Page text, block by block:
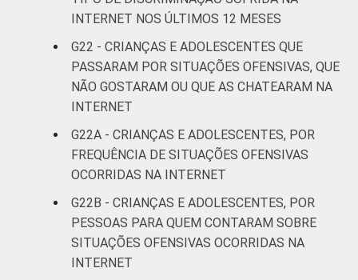
INTERNET NOS ÚLTIMOS 12 MESES
G22 - CRIANÇAS E ADOLESCENTES QUE
PASSARAM POR SITUAÇÕES OFENSIVAS, QUE
NÃO GOSTARAM OU QUE AS CHATEARAM NA
INTERNET
G22A - CRIANÇAS E ADOLESCENTES, POR
FREQUÊNCIA DE SITUAÇÕES OFENSIVAS
OCORRIDAS NA INTERNET
G22B - CRIANÇAS E ADOLESCENTES, POR
PESSOAS PARA QUEM CONTARAM SOBRE
SITUAÇÕES OFENSIVAS OCORRIDAS NA
INTERNET